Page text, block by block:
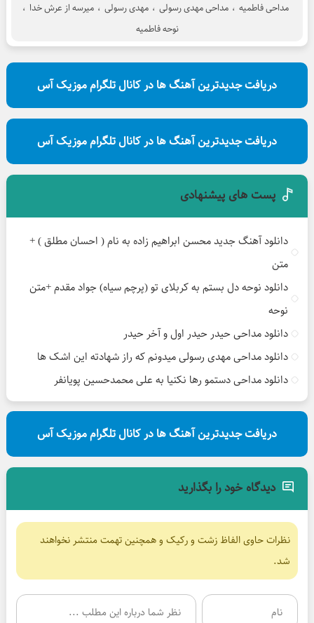
مداحی فاطمیه ، مداحی مهدی رسولی ، مهدی رسولی ، میرسه از عرش خدا ،
نوحه فاطمیه
دریافت جدیدترین آهنگ ها در کانال تلگرام موزیک آس
دریافت جدیدترین آهنگ ها در کانال تلگرام موزیک آس
پست های پیشنهادی
دانلود آهنگ جدید محسن ابراهیم زاده به نام ( احسان مطلق ) +
متن
دانلود نوحه دل بستم به کربلای تو (پرچم سیاه) جواد مقدم +متن
نوحه
دانلود مداحی حیدر حیدر اول و آخر حیدر
دانلود مداحی مهدی رسولی میدونم که راز شهادته این اشک ها
دانلود مداحی دستمو رها نکنیا به علی محمدحسین پویانفر
دریافت جدیدترین آهنگ ها در کانال تلگرام موزیک آس
دیدگاه خود را بگذارید
نظرات حاوی الفاظ زشت و رکیک و همچنین تهمت منتشر نخواهند
شد.